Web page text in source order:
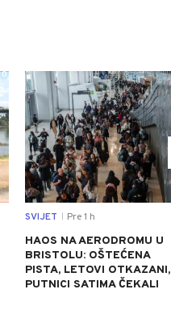
0
SVIJET Pre 1 h
HAOS NA AERODROMU U
BRISTOLU: OŠTEĆENA
PISTA, LETOVI OTKAZANI,
PUTNICI SATIMA ČEKALI